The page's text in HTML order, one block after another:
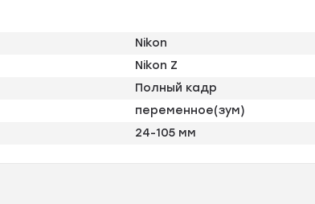
Nikon
Nikon Z
Полный кадр
переменное(зум)
24-105 мм